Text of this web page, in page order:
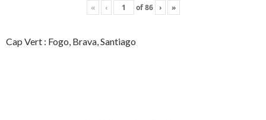
« ‹ of86 › »
Cap Vert : Fogo, Brava, Santiago